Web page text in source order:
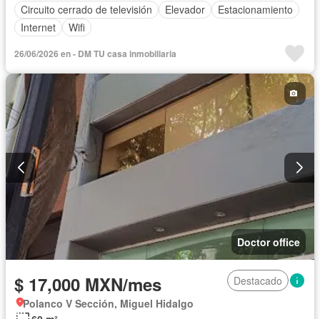
Circuito cerrado de televisión
Elevador
Estacionamiento
Internet
Wifi
26/06/2026 en - DM TU casa inmobiliaria
Doctor office
$ 17,000 MXN/mes
Destacado
Polanco V Sección, Miguel Hidalgo